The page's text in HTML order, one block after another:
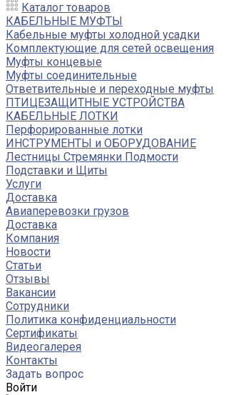
Каталог товаров
КАБЕЛЬНЫЕ МУФТЫ
Кабельные муфты холодной усадки
Комплектующие для сетей освещения
Муфты концевые
Муфты соединительные
Ответвительные и переходные муфты
ПТИЦЕЗАЩИТНЫЕ УСТРОЙСТВА
КАБЕЛЬНЫЕ ЛОТКИ
Перфорированные лотки
ИНСТРУМЕНТЫ и ОБОРУДОВАНИЕ
Лестницы Стремянки Подмости
Подставки и Щиты
Услуги
Доставка
Авиаперевозки грузов
Доставка
Компания
Новости
Статьи
Отзывы
Вакансии
Сотрудники
Политика конфиденциальности
Сертификаты
Видеогалерея
Контакты
Задать вопрос
Войти